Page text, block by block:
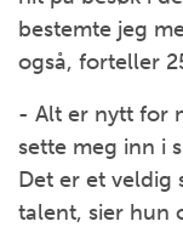
bestemte jeg
også, forteller
- Alt er nytt for
sette meg inn i
Det er et veldig
talent, sier hun